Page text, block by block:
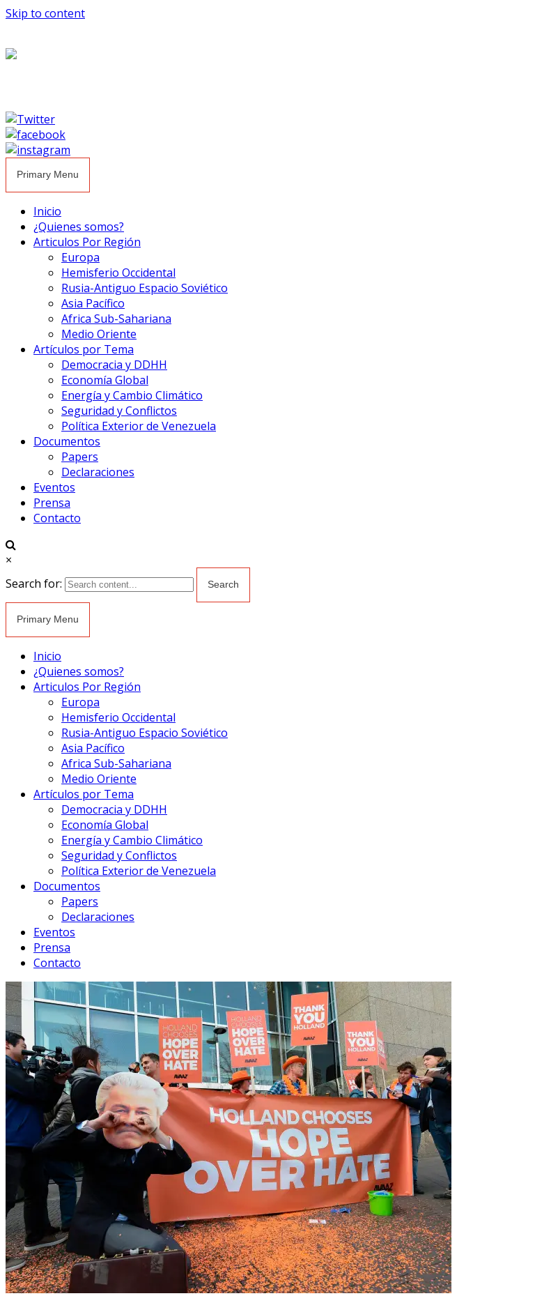
Skip to content
Primary Menu
Inicio
¿Quienes somos?
Articulos Por Región
Europa
Hemisferio Occidental
Rusia-Antiguo Espacio Soviético
Asia Pacífico
Africa Sub-Sahariana
Medio Oriente
Artículos por Tema
Democracia y DDHH
Economía Global
Energía y Cambio Climático
Seguridad y Conflictos
Política Exterior de Venezuela
Documentos
Papers
Declaraciones
Eventos
Prensa
Contacto
×
Search for:
Primary Menu
Inicio
¿Quienes somos?
Articulos Por Región
Europa
Hemisferio Occidental
Rusia-Antiguo Espacio Soviético
Asia Pacífico
Africa Sub-Sahariana
Medio Oriente
Artículos por Tema
Democracia y DDHH
Economía Global
Energía y Cambio Climático
Seguridad y Conflictos
Política Exterior de Venezuela
Documentos
Papers
Declaraciones
Eventos
Prensa
Contacto